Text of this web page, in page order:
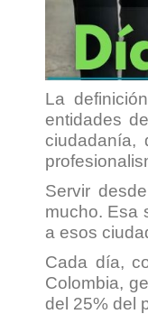
La
entidades
ciudadanía,
Servir
mucho. Esa
a esos
Cada día,
Colombia,
del 25% del